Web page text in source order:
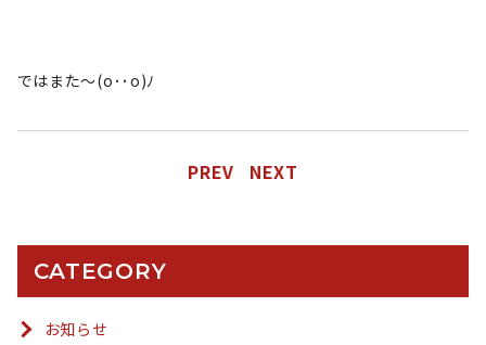
ではまた〜(o･･o)ﾉ
PREV NEXT
CATEGORY
お知らせ